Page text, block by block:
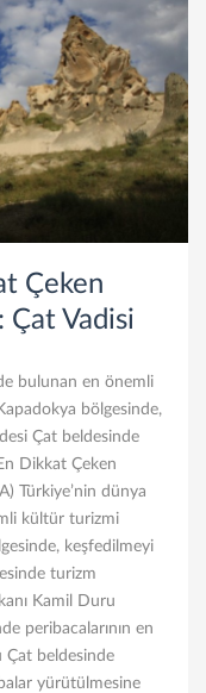
Çeken
Çat Vadisi
bulunan en önemli
bölgesinde,
Çat beldesinde
Dikkat Çeken
Türkiye’nin dünya
kültür turizmi
keşfedilmeyi
turizm
Kamil Duru
peribacalarının en
Çat beldesinde
yürütülmesine